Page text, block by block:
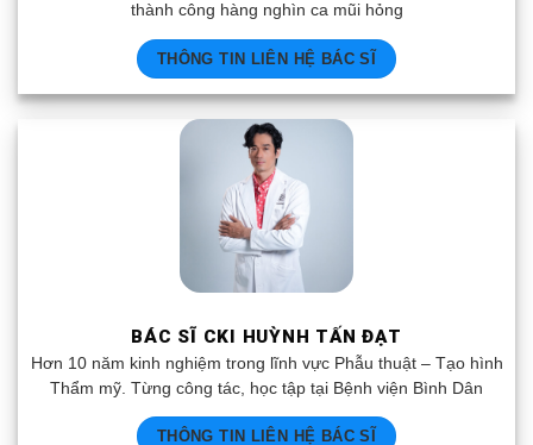
thành công hàng nghìn ca mũi hỏng
THÔNG TIN LIÊN HỆ BÁC SĨ
BÁC SĨ CKI HUỲNH TẤN ĐẠT
Hơn 10 năm kinh nghiệm trong lĩnh vực Phẫu thuật – Tạo hình
Thẩm mỹ. Từng công tác, học tập tại Bệnh viện Bình Dân
THÔNG TIN LIÊN HỆ BÁC SĨ